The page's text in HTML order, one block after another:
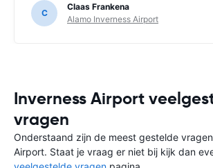
C
Claas Frankena
Alamo Inverness Airport
Inverness Airport
vragen
Onderstaand zijn de meest gestelde
Airport. Staat je vraag er niet bij kijk dan